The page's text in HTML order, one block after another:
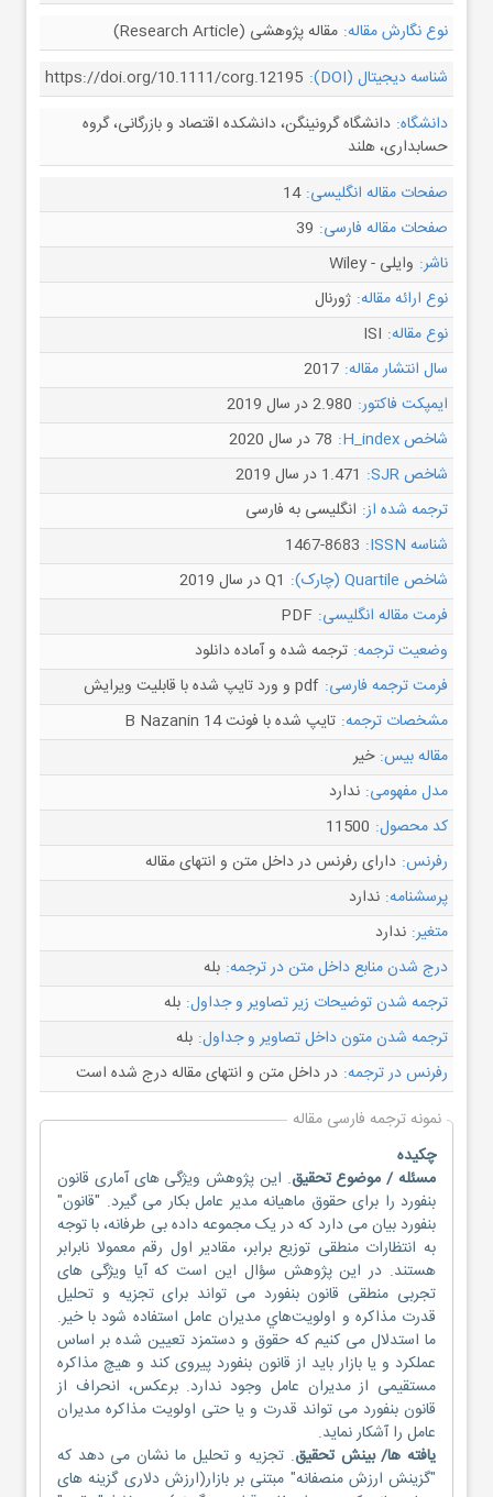
نوع نگارش مقاله: مقاله پژوهشی (Research Article)
شناسه دیجیتال (DOI):
https://doi.org/10.1111/corg.12195
دانشگاه: دانشگاه گرونینگن، دانشکده اقتصاد و بازرگانی، گروه
حسابداری، هلند
صفحات مقاله انگلیسی: 14
صفحات مقاله فارسی: 39
ناشر: وایلی - Wiley
نوع ارائه مقاله: ژورنال
نوع مقاله: ISI
سال انتشار مقاله: 2017
ایمپکت فاکتور: 2.980 در سال 2019
شاخص H_index:
78 در سال 2020
شاخص SJR:
1.471 در سال 2019
ترجمه شده از: انگلیسی به فارسی
شناسه ISSN:
1467-8683
شاخص Quartile (چارک):
Q1 در سال 2019
فرمت مقاله انگلیسی: PDF
وضعیت ترجمه: ترجمه شده و آماده دانلود
فرمت ترجمه فارسی: pdf و ورد تایپ شده با قابلیت ویرایش
مشخصات ترجمه: تایپ شده با فونت B Nazanin 14
مقاله بیس: خیر
مدل مفهومی: ندارد
کد محصول: 11500
رفرنس: دارای رفرنس در داخل متن و انتهای مقاله
پرسشنامه: ندارد
متغیر: ندارد
درج شدن منابع داخل متن در ترجمه: بله
ترجمه شدن توضیحات زیر تصاویر و جداول: بله
ترجمه شدن متون داخل تصاویر و جداول: بله
رفرنس در ترجمه: در داخل متن و انتهای مقاله درج شده است
نمونه ترجمه فارسی مقاله
چکیده
مسئله / موضوع تحقیق. این پژوهش ویژگی های آماری قانون
بنفورد را برای حقوق ماهیانه مدیر عامل بکار می گیرد. "قانون"
بنفورد بیان می دارد که در یک مجموعه داده بی طرفانه، با توجه
به انتظارات منطقی توزیع برابر، مقادیر اول رقم معمولا نابرابر
هستند. در این پژوهش سؤال این است که آیا ویژگی های
تجربی منطقی قانون بنفورد می تواند برای تجزیه و تحلیل
قدرت مذاکره و اولويت‌هاي مدیران عامل استفاده شود با خیر.
ما استدلال می کنیم که حقوق و دستمزد تعیین شده بر اساس
عملکرد و یا بازار باید از قانون بنفورد پیروی کند و هیچ مذاکره
مستقیمی از مدیران عامل وجود ندارد. برعکس، انحراف از
قانون بنفورد می تواند قدرت و یا حتی اولویت مذاکره مدیران
عامل را آشکار نماید.
یافته ها/ بینش تحقیق. تجزیه و تحلیل ما نشان می دهد که
"گزینش ارزش منصفانه" مبتنی بر بازار(ارزش دلاری گزینه های